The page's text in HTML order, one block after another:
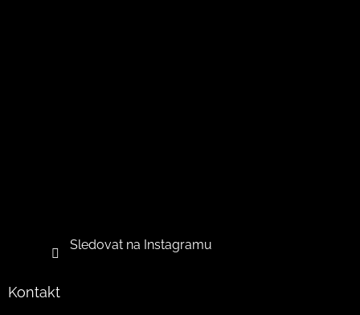
Sledovat na Instagramu
Kontakt